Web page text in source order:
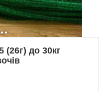
(26г) до 30кг